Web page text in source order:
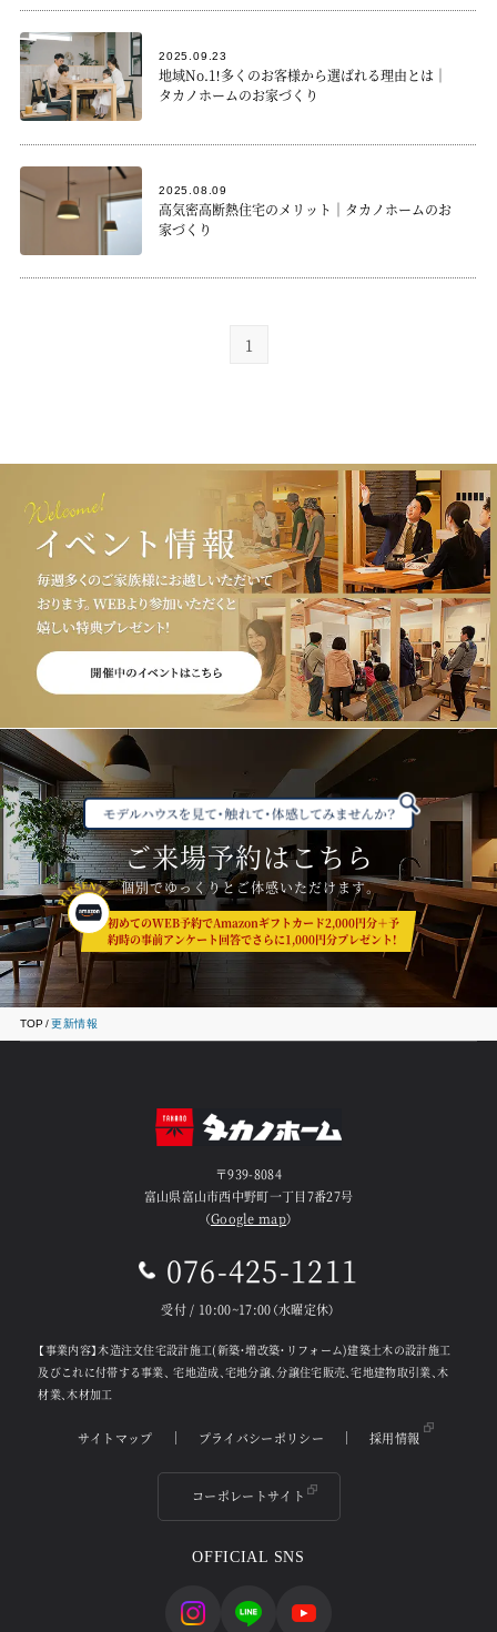
TOP 更新情報
2025.09.23
地域No.1！多くのお客様から選ばれる理由とは｜
タカノホームのお家づくり
2025.08.09
高気密高断熱住宅のメリット｜タカノホームのお
家づくり
1
ご来場予約はこちら
個別でゆっくりとご体感いただけます。
初めてのWEB予約でAmazonギフトカード2,000円分＋予
約時の事前アンケート回答でさらに1,000円分プレゼント!
〒939-8084
富山県富山市西中野町一丁目7番27号
（Google map）
076-425-1211
受付 / 10:00~17:00（水曜定休）
【事業内容】木造注文住宅設計施工(新築・増改築・リフォーム)建築土木の設計施工
及びこれに付帯する事業、 宅地造成、宅地分譲、分譲住宅販売、宅地建物取引業、木
材業、木材加工
サイトマップ プライバシーポリシー 採用情報
コーポレートサイト
OFFICIAL SNS